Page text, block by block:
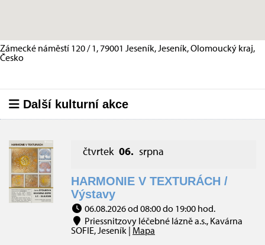
Zámecké náměstí 120 / 1, 79001 Jeseník, Jeseník, Olomoucký kraj,
Česko
Další kulturní akce
čtvrtek 06. srpna
HARMONIE V TEXTURÁCH /
Výstavy
06.08.2026 od 08:00 do 19:00 hod.
Priessnitzovy léčebné lázně a.s., Kavárna
SOFIE, Jeseník | Mapa